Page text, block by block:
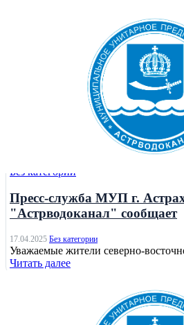
Без категории
Пресс-служба МУП г.
"Астрводоканал" сообщает
17.04.2025 Без категории
Уважаемые жители северно-
Читать далее